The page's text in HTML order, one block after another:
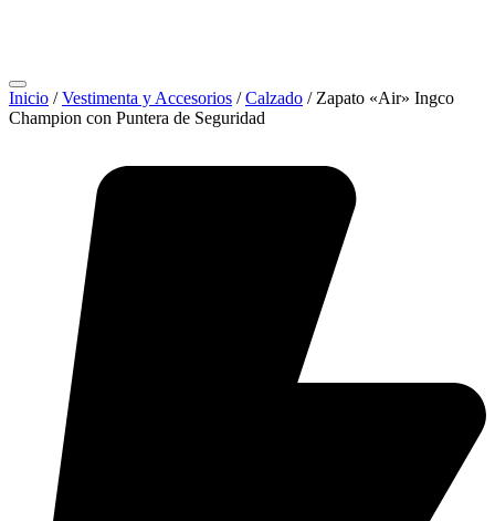
Inicio /Vestimenta y Accesorios /Calzado / Zapato «Air» Ingco
Champion con Puntera de Seguridad